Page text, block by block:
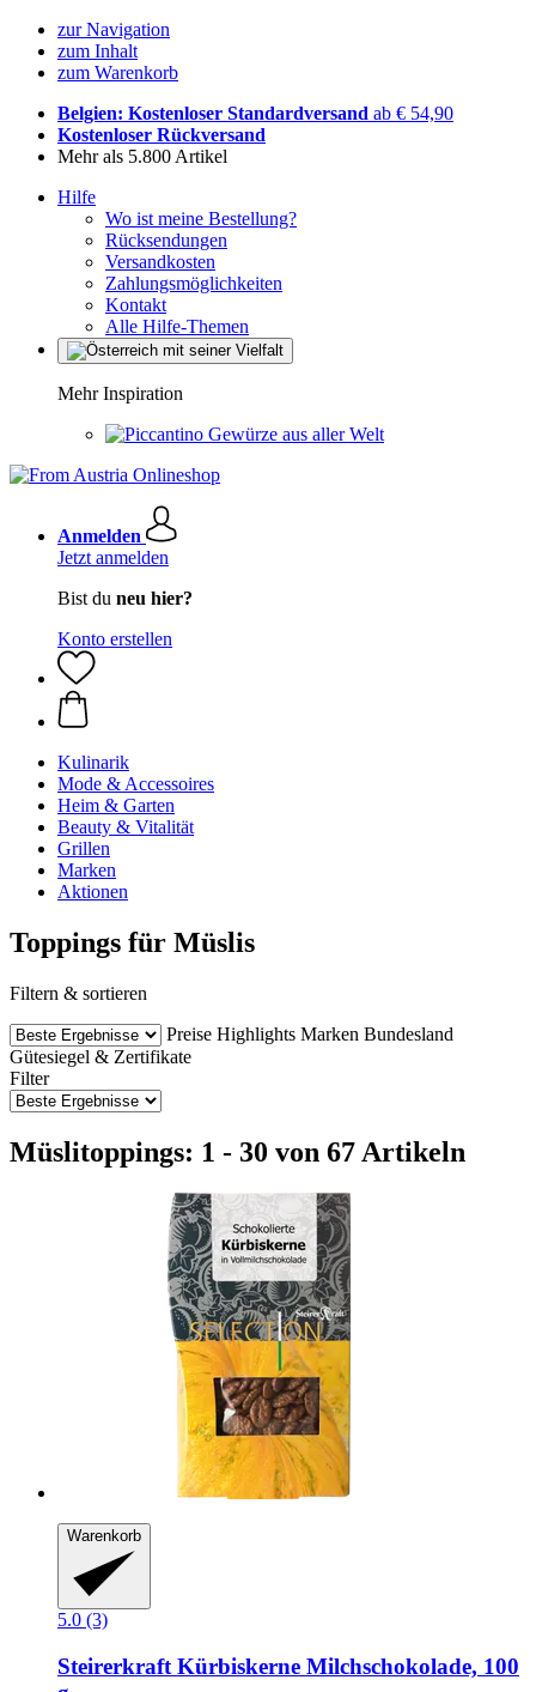
zur Navigation
zum Inhalt
zum Warenkorb
Belgien: Kostenloser Standardversand ab € 54,90
Kostenloser Rückversand
Mehr als 5.800 Artikel
Hilfe
Wo ist meine Bestellung?
Rücksendungen
Versandkosten
Zahlungsmöglichkeiten
Kontakt
Alle Hilfe-Themen
Mehr Inspiration
Gewürze aus aller Welt
Anmelden
Jetzt anmelden
Bist du neu hier?
Konto erstellen
Kulinarik
Mode & Accessoires
Heim & Garten
Beauty & Vitalität
Grillen
Marken
Aktionen
Toppings für Müslis
Filtern & sortieren
Preise Highlights Marken Bundesland
Gütesiegel & Zertifikate
Filter
Müslitoppings: 1 - 30 von 67 Artikeln
Warenkorb
5.0 (3)
Steirerkraft Kürbiskerne Milchschokolade, 100